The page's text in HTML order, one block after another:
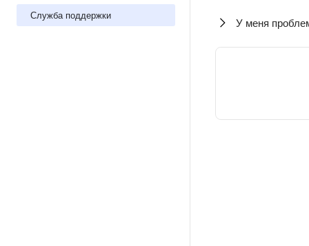
Служба поддержки
У меня